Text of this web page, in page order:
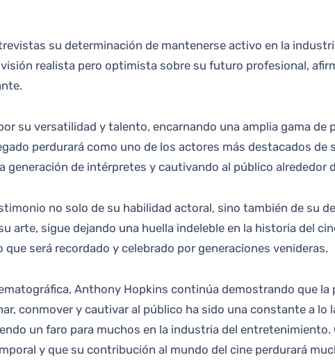
su determinación de mantenerse activo en la
realista pero optimista sobre su futuro profesional,
su versatilidad y talento, encarnando una amplia gama de
perdurará como uno de los actores más destacados de
de intérpretes y cautivando al público alrededor
no solo de su habilidad actoral, sino también de su
arte, sigue dejando una huella indeleble en la historia del
será recordado y celebrado por generaciones venideras.
Anthony Hopkins continúa demostrando que
conmover y cautivar al público ha sido una constante a lo
un faro para muchos en la industria del
y que su contribución al mundo del cine perdurará